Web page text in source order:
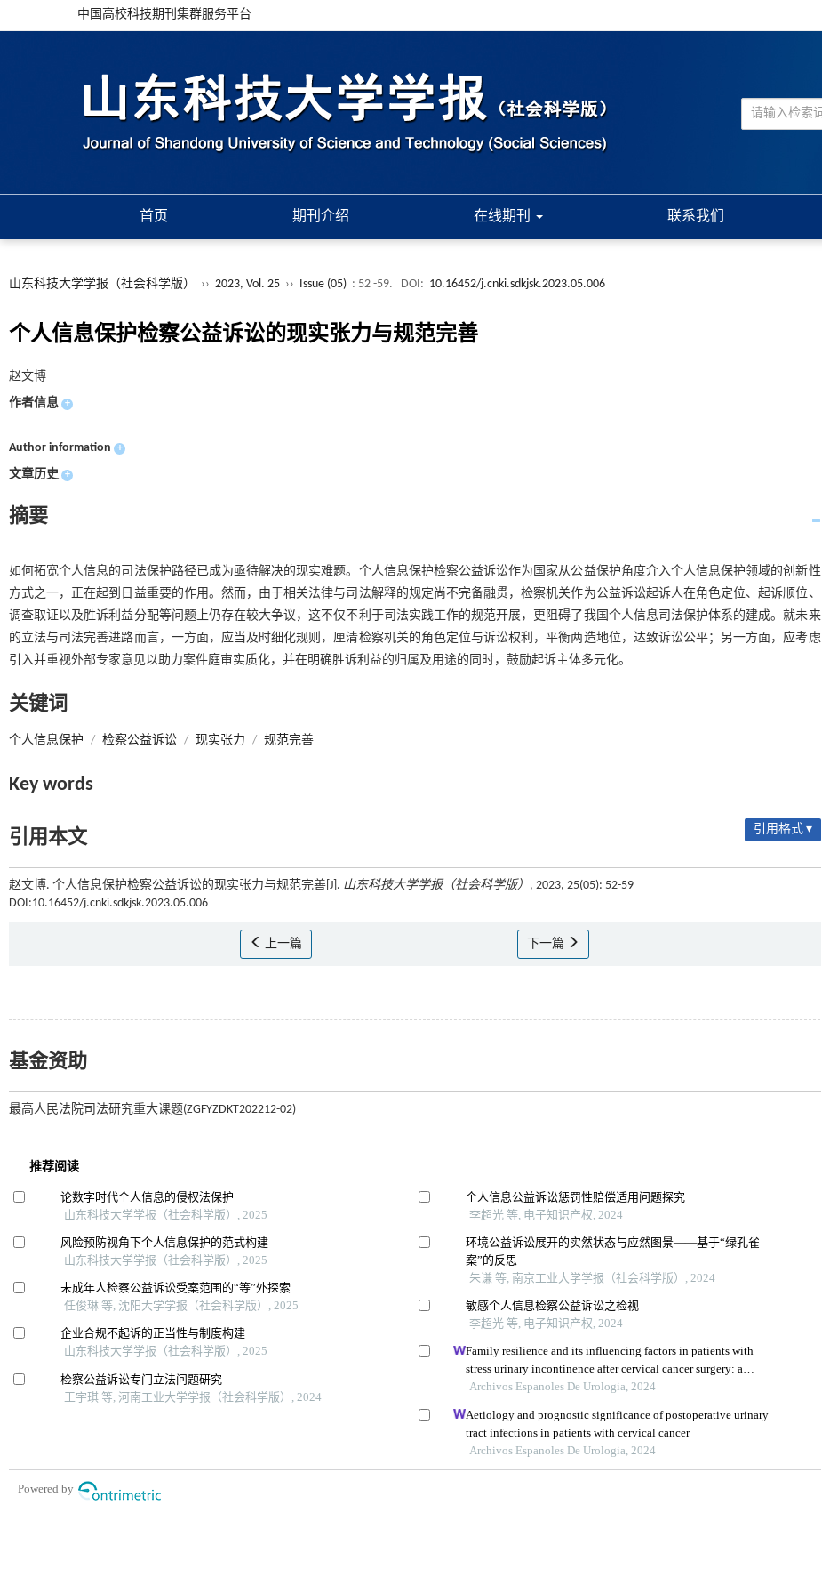
中国高校科技期刊集群服务平台
首页 期刊介绍 在线期刊 联系我们
山东科技大学学报（社会科学版） ›› 2023, Vol. 25 ›› Issue (05) : 52 -59. DOI: 10.16452/j.cnki.sdkjsk.2023.05.006
个人信息保护检察公益诉讼的现实张力与规范完善
赵文博
作者信息 +
Author information +
文章历史 +
摘要
如何拓宽个人信息的司法保护路径已成为亟待解决的现实难题。个人信息保护检察公益诉讼作为国家从公益保护角度介入个人信息保护领域的创新性
方式之一，正在起到日益重要的作用。然而，由于相关法律与司法解释的规定尚不完备融贯，检察机关作为公益诉讼起诉人在角色定位、起诉顺位、
调查取证以及胜诉利益分配等问题上仍存在较大争议，这不仅不利于司法实践工作的规范开展，更阻碍了我国个人信息司法保护体系的建成。就未来
的立法与司法完善进路而言，一方面，应当及时细化规则，厘清检察机关的角色定位与诉讼权利，平衡两造地位，达致诉讼公平；另一方面，应考虑
引入并重视外部专家意见以助力案件庭审实质化，并在明确胜诉利益的归属及用途的同时，鼓励起诉主体多元化。
关键词
个人信息保护 / 检察公益诉讼 / 现实张力 / 规范完善
Key words
引用本文 引用格式 ▾
赵文博. 个人信息保护检察公益诉讼的现实张力与规范完善[J]. 山东科技大学学报（社会科学版） , 2023, 25(05): 52-59
DOI:10.16452/j.cnki.sdkjsk.2023.05.006
上一篇 下一篇
基金资助
最高人民法院司法研究重大课题(ZGFYZDKT202212-02)